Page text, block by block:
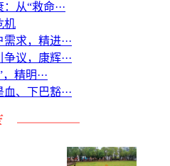
从“救命···
机
求，精进···
议，康辉···
精明···
、下巴豁···